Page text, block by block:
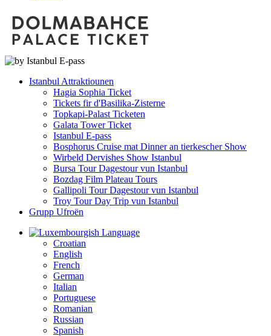
Istanbul Attraktiounen
Hagia Sophia Ticket
Tickets fir d'Basilika-Zisterne
Topkapi-Palast Ticketen
Galata Tower Ticket
Istanbul E-pass
Bosphorus Cruise mat Dinner an tierkescher Show
Wirbeld Dervishes Show Istanbul
Bursa Tour Dagestour vun Istanbul
Bozdag Film Plateau Tours
Gallipoli Tour Dagestour vun Istanbul
Troy Tour Day Trip vun Istanbul
Grupp Ufroën
Language
Croatian
English
French
German
Italian
Portuguese
Romanian
Russian
Spanish